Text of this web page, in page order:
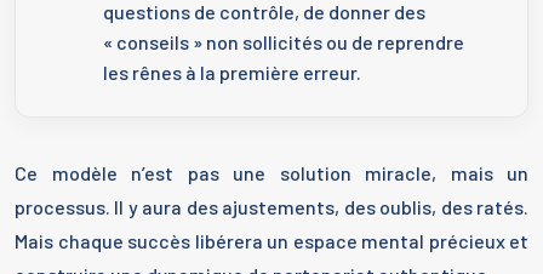
questions de contrôle, de donner des
« conseils » non sollicités ou de reprendre
les rênes à la première erreur.
Ce modèle n’est pas une solution miracle, mais un
processus. Il y aura des ajustements, des oublis, des ratés.
Mais chaque succès libérera un espace mental précieux et